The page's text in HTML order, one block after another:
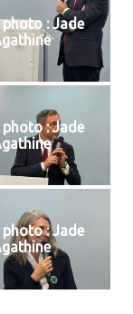
: Jade
: Jade
: Jade